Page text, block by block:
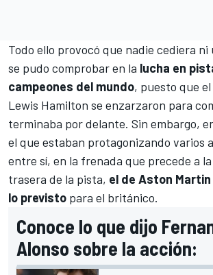
Todo ello provocó que nadie cediera
se pudo comprobar en la lucha en
campeones del mundo, puesto que
Lewis Hamilton se enzarzaron para
terminaba por delante. Sin embargo,
el que estaban protagonizando varios
entre sí, en la frenada que precede a
trasera de la pista, el de Aston
lo previsto para el británico.
Conoce lo que dijo
Alonso sobre la acción: